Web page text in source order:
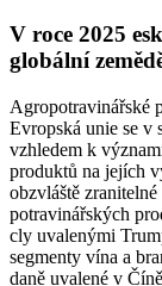
V roce 2025
globální
Agropotravinářské
Evropská unie se v
vzhledem k
produktů na jejích
obzvláště
potravinářských
cly uvalenými
segmenty vína a
daně uvalené v